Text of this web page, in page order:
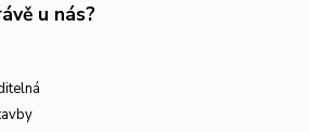
u nás?